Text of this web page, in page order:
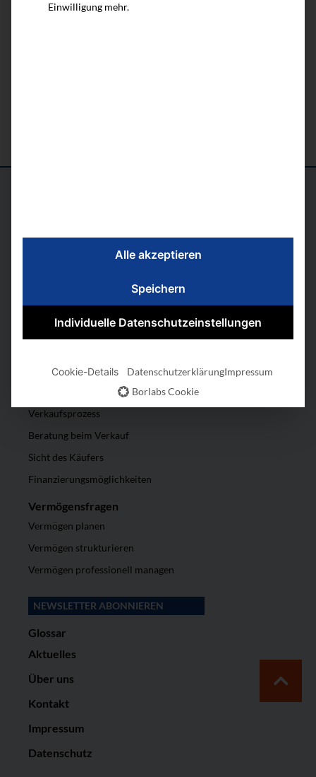
Grundlegendes
Bestandsaufnahme
Erste Vorbereitungen
Nachfolger finden
Verkaufsprozess
Beratung beim Verkauf
Sicht des Käufers
Finanzierungsmöglichkeiten
Vermögensfragen
Vermögen planen
Vermögen strukturieren
Vermögen professionell managen
NEWSLETTER ABONNIEREN
Glossar
Aktuelles
Über uns
Kontakt
Impressum
Datenschutz
Einwilligung mehr.
Alle akzeptieren
Speichern
Individuelle Datenschutzeinstellungen
Cookie-Details DatenschutzerklärungImpressum
Borlabs Cookie